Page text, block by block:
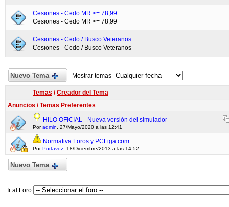
Cesiones - Cedo MR <= 78,99
Cesiones - Cedo MR <= 78,99
Cesiones - Cedo / Busco Veteranos
Cesiones - Cedo / Busco Veteranos
Nuevo Tema Mostrar temas
Temas /Creador del Tema
Anuncios / Temas Preferentes
HILO OFICIAL - Nueva versión del simulador
Poradmin , 27/Mayo/2020 a las 12:41
Normativa Foros y PCLiga.com
PorPortavoz , 18/Diciembre/2013 a las 14:52
Nuevo Tema
Ir al Foro